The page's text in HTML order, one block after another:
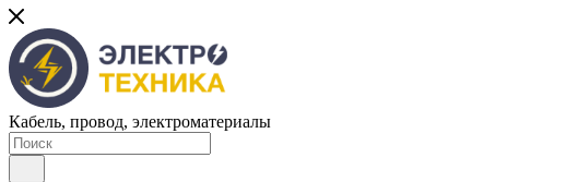
Кабель, провод, электроматериалы